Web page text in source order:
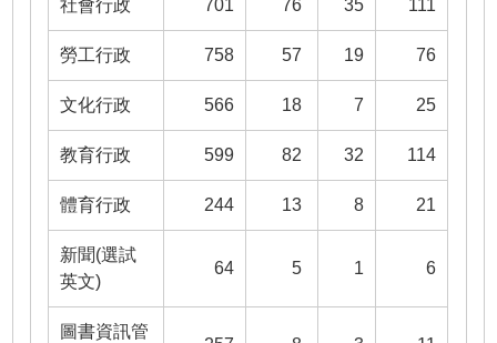
社會行政 701 76 35 111
勞工行政 758 57 19 76
文化行政 566 18 7 25
教育行政 599 82 32 114
體育行政 244 13 8 21
新聞(選試
英文)
64 5 1 6
圖書資訊管